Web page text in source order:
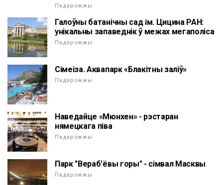
Падарожжы
Галоўны батанічны сад ім. Цицина РАН:
унікальны запаведнік ў межах мегаполіса
Падарожжы
Сімеіза. Аквапарк «Блакітны заліў»
Падарожжы
Наведайце «Мюнхен» - рэстаран
нямецкага піва
Падарожжы
Парк "Вераб'ёвы горы" - сімвал Масквы
Падарожжы